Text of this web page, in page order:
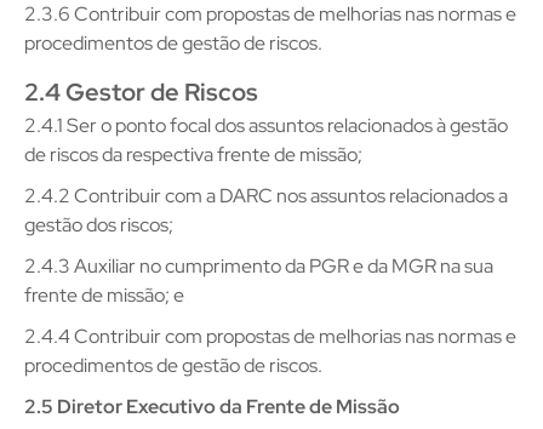
2.3.6 Contribuir com propostas de melhorias nas normas e
procedimentos de gestão de riscos.
2.4 Gestor de Riscos
2.4.1 Ser o ponto focal dos assuntos relacionados à gestão
de riscos da respectiva frente de missão;
2.4.2 Contribuir com a DARC nos assuntos relacionados a
gestão dos riscos;
2.4.3 Auxiliar no cumprimento da PGR e da MGR na sua
frente de missão; e
2.4.4 Contribuir com propostas de melhorias nas normas e
procedimentos de gestão de riscos.
2.5 Diretor Executivo da Frente de Missão